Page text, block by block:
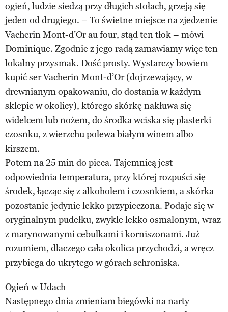
ogień, ludzie siedzą przy długich stołach, grzeją się
jeden od drugiego. – To świetne miejsce na zjedzenie
Vacherin Mont-d’Or au four, stąd ten tłok – mówi
Dominique. Zgodnie z jego radą zamawiamy więc ten
lokalny przysmak. Dość prosty. Wystarczy bowiem
kupić ser Vacherin Mont-d’Or (dojrzewający, w
drewnianym opakowaniu, do dostania w każdym
sklepie w okolicy), którego skórkę nakłuwa się
widelcem lub nożem, do środka wciska się plasterki
czosnku, z wierzchu polewa białym winem albo
kirszem.
Potem na 25 min do pieca. Tajemnicą jest
odpowiednia temperatura, przy której rozpuści się
środek, łącząc się z alkoholem i czosnkiem, a skórka
pozostanie jedynie lekko przypieczona. Podaje się w
oryginalnym pudełku, zwykle lekko osmalonym, wraz
z marynowanymi cebulkami i korniszonami. Już
rozumiem, dlaczego cała okolica przychodzi, a wręcz
przybiega do ukrytego w górach schroniska.
Ogień w Udach
Następnego dnia zmieniam biegówki na narty